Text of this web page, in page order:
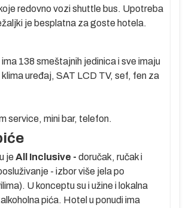
redovno vozi shuttle bus. Upotreba
je besplatna za goste hotela.
138 smeštajnih jedinica i sve imaju
uređaj, SAT LCD TV, sef, fen za
service, mini bar, telefon.
jeAll Inclusive - doručak, ručak i
- izbor više jela po
U konceptu su i užine i lokalna
pića. Hotel u ponudi ima